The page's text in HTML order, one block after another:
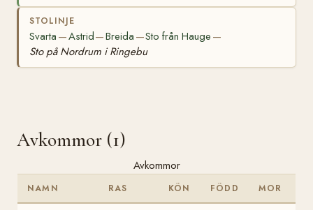
STOLINJE
Svarta —Astrid—Breida —Sto från Hauge —
Sto på Nordrum i Ringebu
Avkommor (1)
Avkommor
NAMN RAS KÖN FÖDD MOR